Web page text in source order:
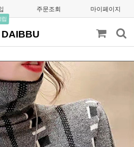
립
주문조회 마이페이지
DAIBBU